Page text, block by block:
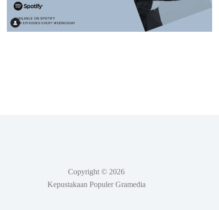
Copyright © 2026
Kepustakaan Populer Gramedia